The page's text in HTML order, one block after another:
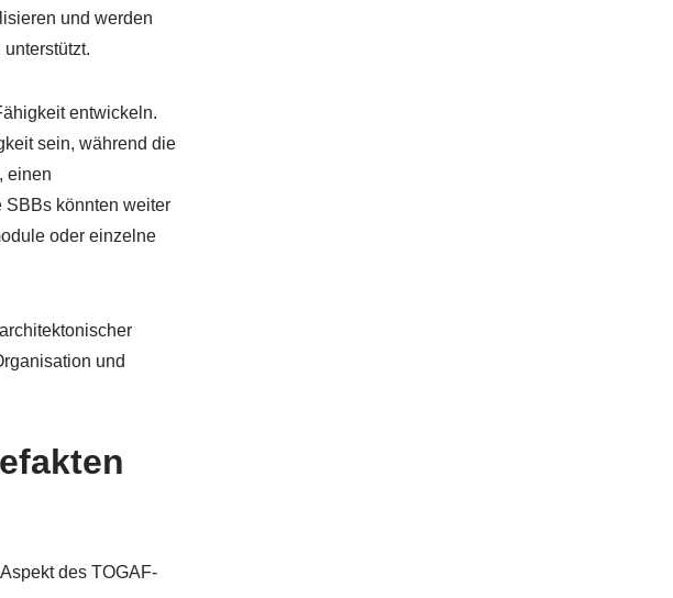
und werden
entwickeln.
sein, während die
einen
SBBs könnten weiter
oder einzelne
und
des TOGAF-